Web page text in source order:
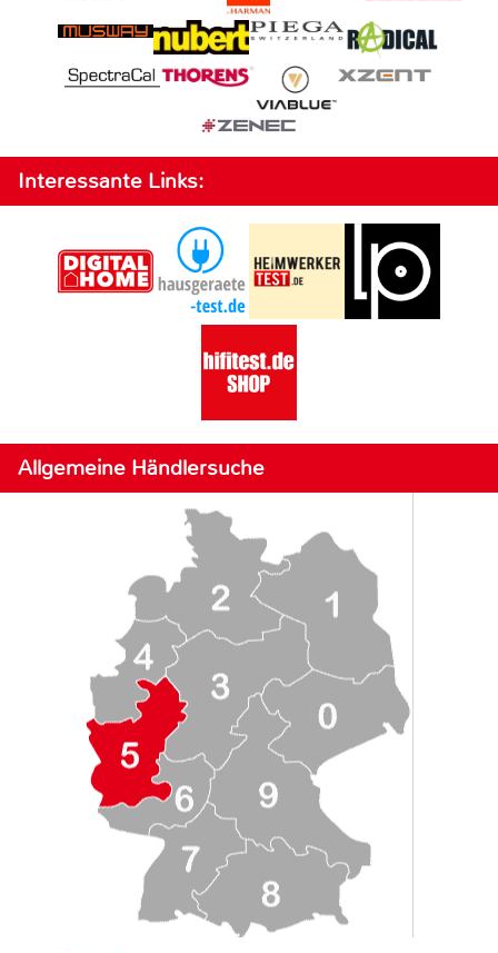
Interessante Links:
Allgemeine Händlersuche